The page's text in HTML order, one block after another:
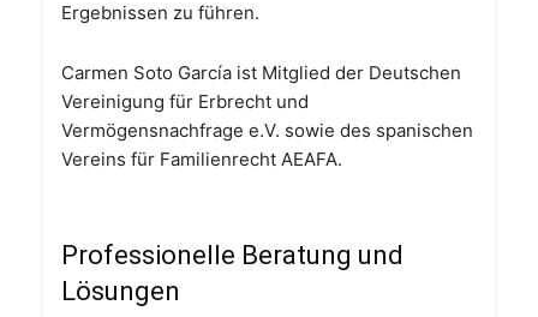
Ergebnissen zu führen.
Carmen Soto García ist Mitglied der Deutschen
Vereinigung für Erbrecht und
Vermögensnachfrage e.V. sowie des spanischen
Vereins für Familienrecht AEAFA.
Professionelle Beratung und
Lösungen